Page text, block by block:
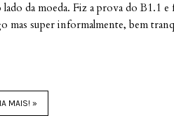
da moeda. Fiz a prova do B1.1 e
mas super informalmente, bem
MAIS! »